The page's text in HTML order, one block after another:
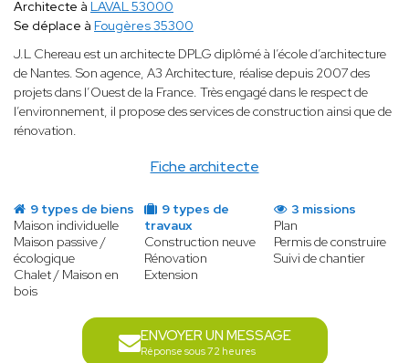
Fiche architecte
Architecte à LAVAL 53000
Se déplace à Fougères 35300
J.L Chereau est un architecte DPLG diplômé à l’école d’architecture
de Nantes. Son agence, A3 Architecture, réalise depuis 2007 des
projets dans l’Ouest de la France. Très engagé dans le respect de
l’environnement, il propose des services de construction ainsi que de
rénovation.
9 types de biens
Maison individuelle
Maison passive /
écologique
Chalet / Maison en
bois
9 types de
travaux
Construction neuve
Rénovation
Extension
3 missions
Plan
Permis de construire
Suivi de chantier
ENVOYER UN MESSAGE
Réponse sous 72 heures